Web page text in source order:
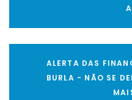
ALERTA DAS
BURLA - NÃO SE